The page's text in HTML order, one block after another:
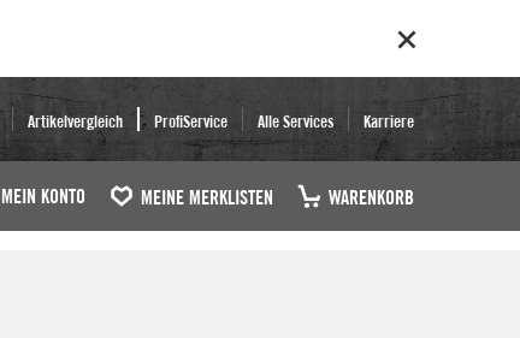
Artikelvergleich ProfiService Alle Services Karriere
MEIN KONTO MEINE MERKLISTEN WARENKORB